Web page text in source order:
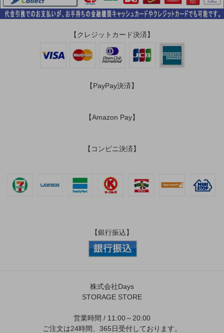
【クレジットカード決済】
【PayPay決済】
【Amazon Pay】
【コンビニ決済】
【銀行振込】
株式会社Days
STORAGE STORE
営業時間 / 11:00～20:00
ご注文は24時間、365日受付しております。